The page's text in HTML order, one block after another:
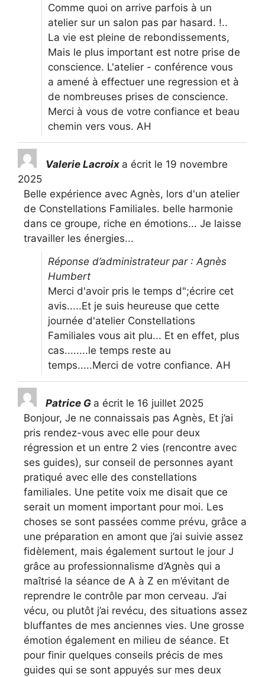
Comme quoi on arrive parfois à un
atelier sur un salon pas par hasard. !..
La vie est pleine de rebondissements,
Mais le plus important est notre prise de
conscience. L'atelier - conférence vous
a amené à effectuer une regression et à
de nombreuses prises de conscience.
Merci à vous de votre confiance et beau
chemin vers vous. AH
Valerie Lacroix a écrit le 19 novembre
2025
Belle expérience avec Agnès, lors d'un atelier
de Constellations Familiales. belle harmonie
dans ce groupe, riche en émotions... Je laisse
travailler les énergies...
Réponse d’administrateur par : Agnès
Humbert
Merci d'avoir pris le temps d";écrire cet
avis.....Et je suis heureuse que cette
journée d'atelier Constellations
Familiales vous ait plu... Et en effet, plus
cas........le temps reste au
temps.....Merci de votre confiance. AH
Patrice G a écrit le 16 juillet 2025
Bonjour, Je ne connaissais pas Agnès, Et j’ai
pris rendez-vous avec elle pour deux
régression et un entre 2 vies (rencontre avec
ses guides), sur conseil de personnes ayant
pratiqué avec elle des constellations
familiales. Une petite voix me disait que ce
serait un moment important pour moi. Les
choses se sont passées comme prévu, grâce a
une préparation en amont que j’ai suivie assez
fidèlement, mais également surtout le jour J
grâce au professionnalisme d’Agnès qui a
maîtrisé la séance de A à Z en m’évitant de
reprendre le contrôle par mon cerveau. J’ai
vécu, ou plutôt j’ai revécu, des situations assez
bluffantes de mes anciennes vies. Une grosse
émotion également en milieu de séance. Et
pour finir quelques conseils précis de mes
guides qui se sont appuyés sur mes deux